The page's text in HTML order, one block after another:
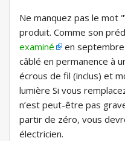
Ne manquez pas le mot
produit. Comme son
examiné
en
câblé en permanence à
écrous de fil (inclus) et
lumière Si vous
n’est peut-être pas
partir de zéro, vous
électricien.